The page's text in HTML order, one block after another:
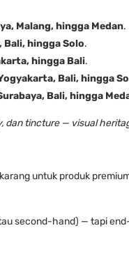
Malang, hingga Medan.
Bali, hingga Solo.
hingga Bali.
Bali, hingga
Bali, hingga
tincture — visual
untuk produk
second-hand) — tapi